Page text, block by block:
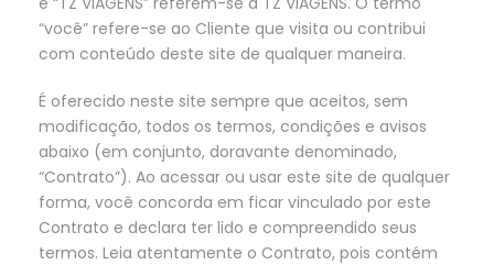
“você” refere-se ao Cliente que visita ou contribui
com conteúdo deste site de qualquer maneira.
É oferecido neste site sempre que aceitos, sem
modificação, todos os termos, condições e avisos
abaixo (em conjunto, doravante denominado,
“Contrato”). Ao acessar ou usar este site de qualquer
forma, você concorda em ficar vinculado por este
Contrato e declara ter lido e compreendido seus
termos. Leia atentamente o Contrato, pois contém